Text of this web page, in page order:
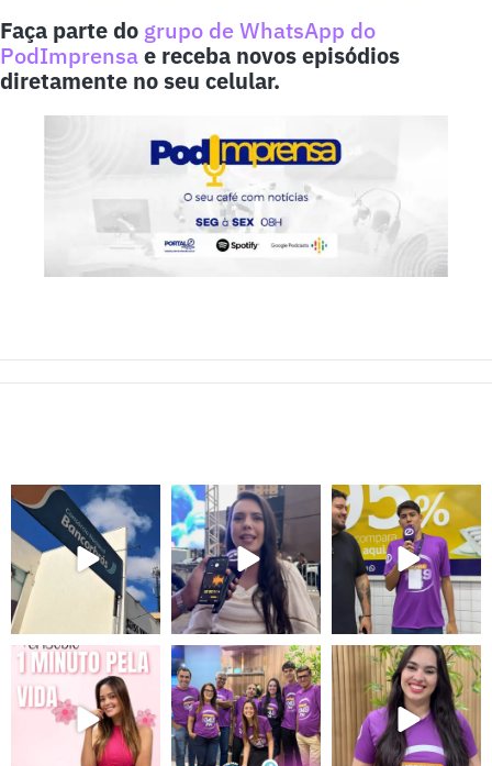
Faça parte do grupo de WhatsApp do
PodImprensae receba novos episódios
diretamente no seu celular.